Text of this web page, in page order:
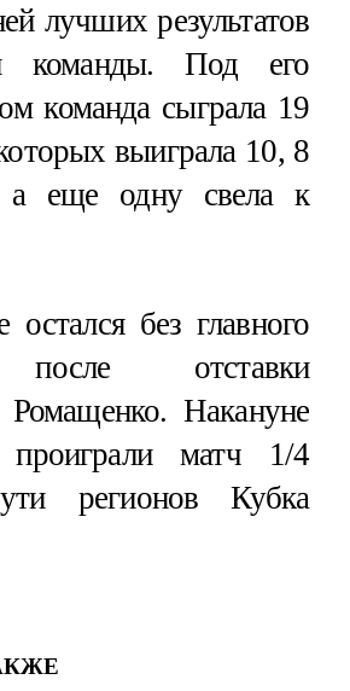
лучших результатов
команды. Под его
команда сыграла 19
выиграла 10, 8
а еще одну свела к
без главного
после отставки
Накануне
проиграли матч 1/4
регионов Кубка